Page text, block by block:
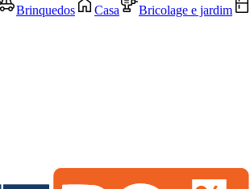
Brinquedos Casa Bricolage e jardim